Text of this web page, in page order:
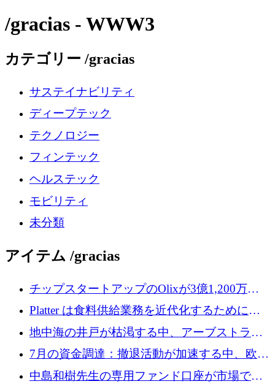
/gracias - WWW3
カテゴリー /gracias
サステイナビリティ
ディープテック
テクノロジー
フィンテック
ヘルステック
モビリティ
未分類
アイテム /gracias
チップスタートアップのOlixが3億1,200万ド
ルを調達、Mobilizeが投資部門を立ち上げ、7
月の資金調達を詳しく調査
Platter は食料供給業務を近代化するために
Verb Ventures から追加資金を調達
地中海の井戸が枯渇する中、アーブストラ社
は空気から飲料水を作る機械を発売
7月の資金調達：撤退活動が加速する中、欧州
の新興企業が86億ユーロを確保
中島和樹先生の専用ファンド口座が市場で高